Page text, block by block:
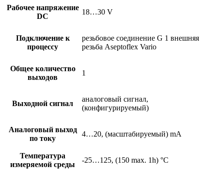
Рабочее напряжение
DC
18…30 V
Подключение к
процессу
резьбовое соединение G 1 внешняя
резьба Aseptoflex Vario
Общее количество
выходов
1
Выходной сигнал
аналоговый сигнал,
(конфигурируемый)
Аналоговый выход
по току
4…20, (масштабируемый) mA
Температура
измеряемой среды
-25…125, (150 max. 1h) °C